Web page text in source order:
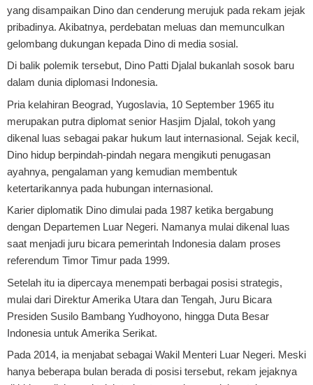
yang disampaikan Dino dan cenderung merujuk pada rekam jejak
pribadinya. Akibatnya, perdebatan meluas dan memunculkan
gelombang dukungan kepada Dino di media sosial.
Di balik polemik tersebut, Dino Patti Djalal bukanlah sosok baru
dalam dunia diplomasi Indonesia.
Pria kelahiran Beograd, Yugoslavia, 10 September 1965 itu
merupakan putra diplomat senior Hasjim Djalal, tokoh yang
dikenal luas sebagai pakar hukum laut internasional. Sejak kecil,
Dino hidup berpindah-pindah negara mengikuti penugasan
ayahnya, pengalaman yang kemudian membentuk
ketertarikannya pada hubungan internasional.
Karier diplomatik Dino dimulai pada 1987 ketika bergabung
dengan Departemen Luar Negeri. Namanya mulai dikenal luas
saat menjadi juru bicara pemerintah Indonesia dalam proses
referendum Timor Timur pada 1999.
Setelah itu ia dipercaya menempati berbagai posisi strategis,
mulai dari Direktur Amerika Utara dan Tengah, Juru Bicara
Presiden Susilo Bambang Yudhoyono, hingga Duta Besar
Indonesia untuk Amerika Serikat.
Pada 2014, ia menjabat sebagai Wakil Menteri Luar Negeri. Meski
hanya beberapa bulan berada di posisi tersebut, rekam jejaknya